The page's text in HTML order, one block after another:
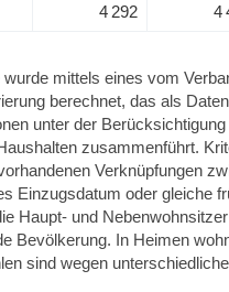
4 292 4
mittels eines vom
berechnet, das als
unter der
zusammenführt.
Verknüpfungen
Einzugsdatum oder gleiche
Haupt- und
Bevölkerung. In Heimen
sind wegen